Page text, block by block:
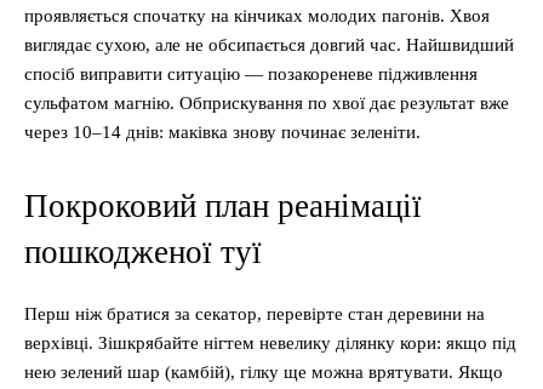
проявляється спочатку на кінчиках молодих пагонів. Хвоя
виглядає сухою, але не обсипається довгий час. Найшвидший
спосіб виправити ситуацію — позакореневе підживлення
сульфатом магнію. Обприскування по хвої дає результат вже
через 10–14 днів: маківка знову починає зеленіти.
Покроковий план реанімації
пошкодженої туї
Перш ніж братися за секатор, перевірте стан деревини на
верхівці. Зішкрябайте нігтем невелику ділянку кори: якщо під
нею зелений шар (камбій), гілку ще можна врятувати. Якщо